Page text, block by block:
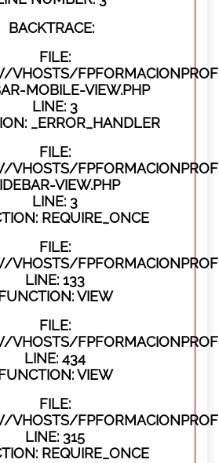
BACKTRACE:
FILE:
MOBILE-VIEW.PHP
LINE: 3
_ERROR_HANDLER
FILE:
VIEW.PHP
LINE: 3
REQUIRE_ONCE
FILE:
LINE: 133
VIEW
FILE:
LINE: 434
VIEW
FILE:
LINE: 315
REQUIRE_ONCE